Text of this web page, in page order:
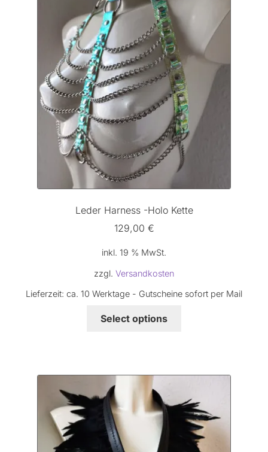
Leder Harness -Holo Kette
129,00 €
inkl. 19 % MwSt.
zzgl. Versandkosten
Lieferzeit: ca. 10 Werktage - Gutscheine sofort per Mail
Select options